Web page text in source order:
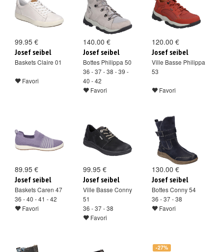
99.95 €
Josef seibel
Baskets Claire 01
Favori
140.00 €
Josef seibel
Bottes Philippa 50
36 - 37 - 38 - 39 -
40 - 42
Favori
120.00 €
Josef seibel
Ville Basse Philippa
53
Favori
89.95 €
Josef seibel
Baskets Caren 47
36 - 40 - 41 - 42
Favori
99.95 €
Josef seibel
Ville Basse Conny
51
36 - 37 - 38
Favori
130.00 €
Josef seibel
Bottes Conny 54
36 - 37 - 38
Favori
-27%